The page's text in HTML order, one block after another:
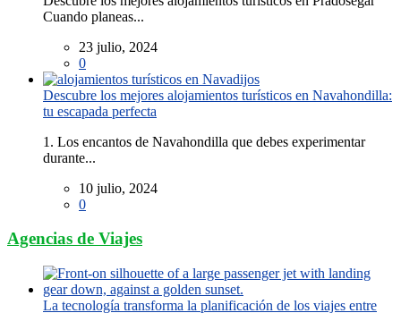
Cuando planeas...
23 julio, 2024
0
Descubre los mejores alojamientos turísticos en Navahondilla:
tu escapada perfecta
1. Los encantos de Navahondilla que debes experimentar
durante...
10 julio, 2024
0
Agencias de Viajes
La tecnología transforma la planificación de los viajes entre